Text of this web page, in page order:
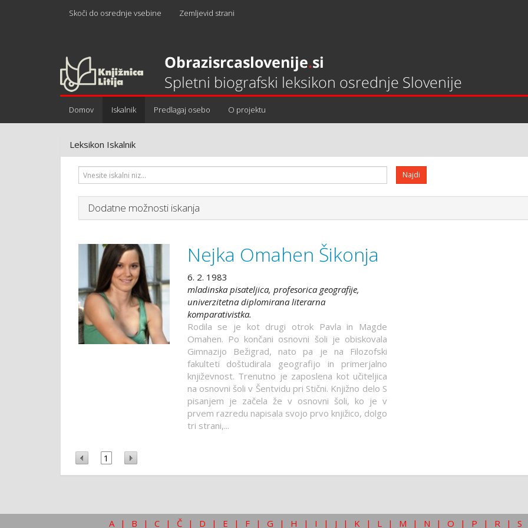
Skoči do osrednje vsebine Zemljevid strani
Domov Iskalnik Predlagaj osebo O projektu
Leksikon Iskalnik
Dodatne možnosti iskanja
Nejka Omahen Šikonja
6. 2. 1983
mladinska pisateljica, profesorica geografije,
univerzitetna diplomirana literarna
komparativistka.
Rodila se je kot drugi otrok Pavla in Magde
Omahen. Po končani osnovni šoli je obiskovala
Gimnazijo Bežigrad, nato pa je na Filozofski
fakulteti doštudirala geografijo in primerjalno
književnost. Trenutno je zaposlena kot učiteljica
na osnovni šoli v Šentvidu pri Stični. Knjižno delo S
pisanjem je začela že v osnovni šoli, ko je v
prvem razredu napisala svojo prvo knjižico, dolgo
tri strani,...
1
A | B | C | Č | D | E | F | G | H | I | J | K | L | M | N | O | P | R | S